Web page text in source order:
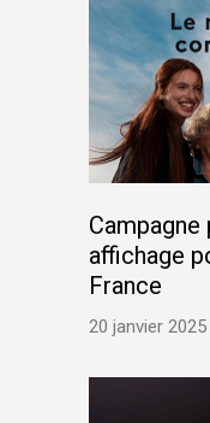
affichage
France
20 janvier 2025